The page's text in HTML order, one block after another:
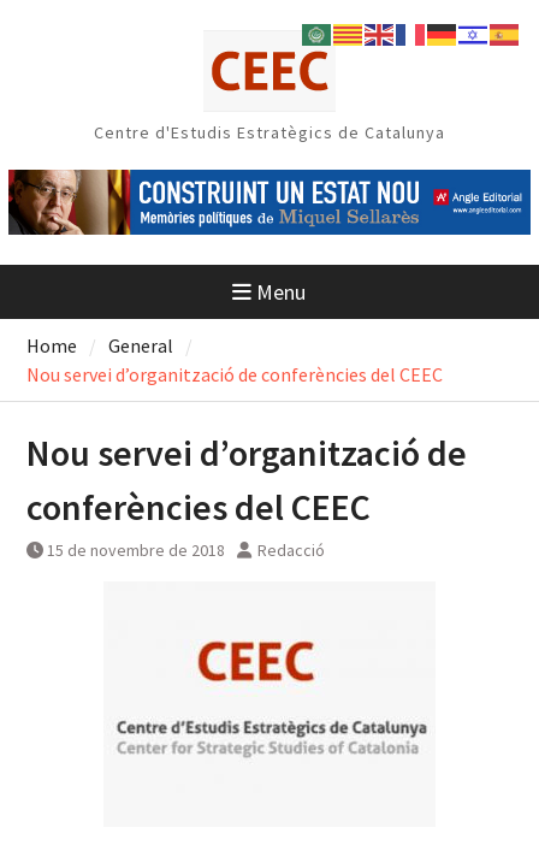
Centre d'Estudis Estratègics de Catalunya
Menu
Home
General
Nou servei d’organització de conferències del CEEC
Nou servei d’organització de
conferències del CEEC
15 de novembre de 2018 Redacció